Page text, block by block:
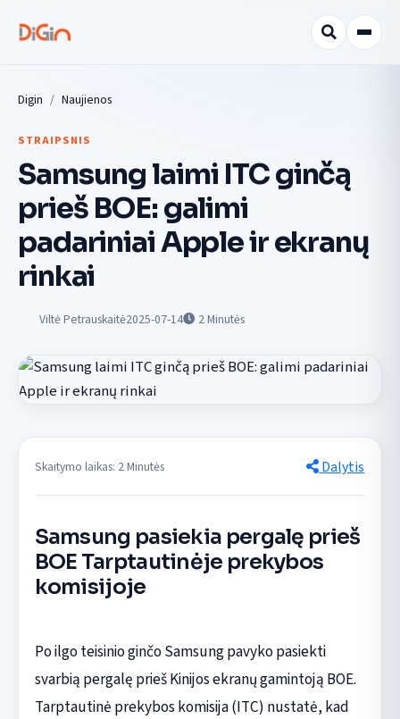
Digin Naujienos
STRAIPSNIS
Samsung laimi ITC ginčą
prieš BOE: galimi
padariniai Apple ir ekranų
rinkai
Viltė Petrauskaitė2025-07-14 2Minutės
Skaitymo laikas: 2 Minutės Dalytis
Samsung pasiekia pergalę prieš
BOE Tarptautinėje prekybos
komisijoje
Po ilgo teisinio ginčo Samsung pavyko pasiekti
svarbią pergalę prieš Kinijos ekranų gamintoją BOE.
Tarptautinė prekybos komisija (ITC) nustatė, kad